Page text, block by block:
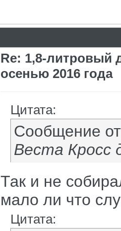
Re: 1,8-литровый
осенью 2016 года
Цитата:
Сообщение
Веста Кросс
Так и не
мало ли что
Цитата: